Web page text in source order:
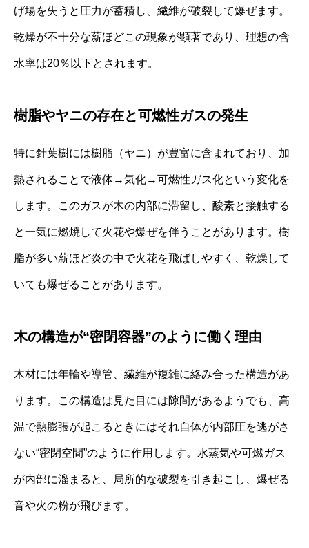
げ場を失うと圧力が蓄積し、繊維が破裂して爆ぜます。
乾燥が不十分な薪ほどこの現象が顕著であり、理想の含
水率は20％以下とされます。
樹脂やヤニの存在と可燃性ガスの発生
特に針葉樹には樹脂（ヤニ）が豊富に含まれており、加
熱されることで液体→気化→可燃性ガス化という変化を
します。このガスが木の内部に滞留し、酸素と接触する
と一気に燃焼して火花や爆ぜを伴うことがあります。樹
脂が多い薪ほど炎の中で火花を飛ばしやすく、乾燥して
いても爆ぜることがあります。
木の構造が“密閉容器”のように働く理由
木材には年輪や導管、繊維が複雑に絡み合った構造があ
ります。この構造は見た目には隙間があるようでも、高
温で熱膨張が起こるときにはそれ自体が内部圧を逃がさ
ない“密閉空間”のように作用します。水蒸気や可燃ガス
が内部に溜まると、局所的な破裂を引き起こし、爆ぜる
音や火の粉が飛びます。